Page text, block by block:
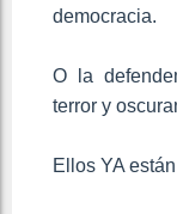
democracia.
O la
terror y
Ellos YA